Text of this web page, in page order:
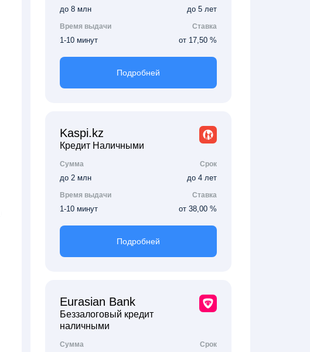
до 8 млн до 5 лет
Время выдачи Ставка
1-10 минут от 17,50 %
Подробней
Kaspi.kz
Кредит Наличными
Сумма Срок
до 2 млн до 4 лет
Время выдачи Ставка
1-10 минут от 38,00 %
Подробней
Eurasian Bank
Беззалоговый кредит
наличными
Сумма Срок